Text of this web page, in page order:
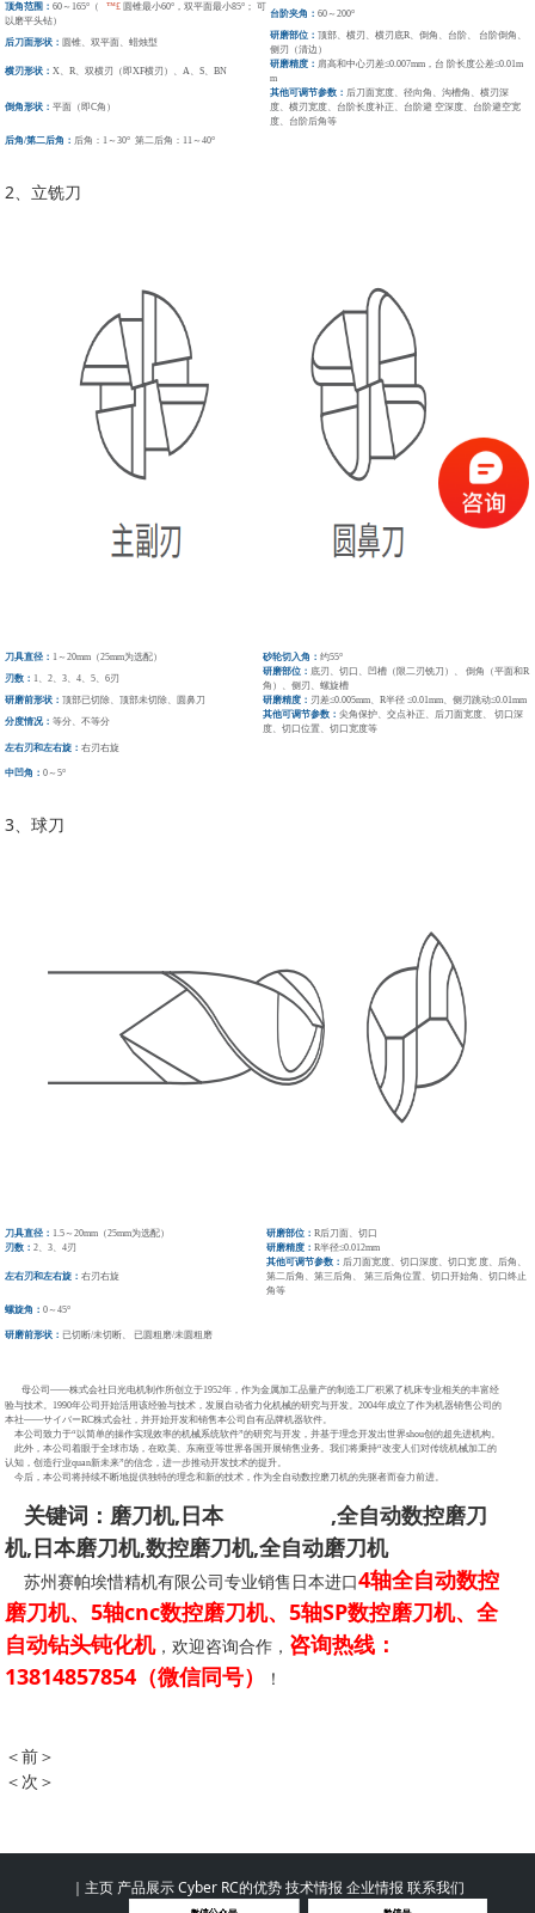
顶角范围：60～165°（ ™£ 圆锥最小60°，双平面最小85°；
可
以磨平头钻）
台阶夹角：60～200°
后刀面形状： 圆锥、双平面、蜡烛型
研磨部位：顶部、横刃、横刃底R、倒角、台阶、 台阶倒角、
侧刃（清边）
横刃形状：X、R、双横刃（即XF横刃）、A、S、BN
研磨精度： 肩高和中心刃差≤0.007mm，台 阶长度公差≤0.01m
m
倒角形状：平面（即C角）
其他可调节参数： 后刀面宽度、径向角、沟槽角、横刃深
度、横刃宽度、台阶长度补正、台阶避空深度、台阶避空宽
度、台阶后角等
后角/第二后角： 后角：1～30° 第二后角：11～40°
2、立铣刀
刀具直径： 1～20mm（25mm为选配） 砂轮切入角：约55°
刃数： 1、2、3、4、5、6刃
研磨部位： 底刃、切口、凹槽（限二刃铣刀）、倒角（平面和R
角）、侧刃、螺旋槽
研磨前形状：顶部已切除、顶部未切除、圆鼻刀 研磨精度： 刃差≤0.005mm、R半径≤0.01mm、侧刃跳动≤0.01mm
分度情况：等分、不等分
其他可调节参数：尖角保护、交点补正、后刀面宽度、切口深
度、切口位置、切口宽度等
左右刃和左右旋：右刃右旋
中凹角：0～5°
3、球刀
刀具直径： 1.5～20mm（25mm为选配） 研磨部位：R后刀面、切口
刃数：2、3、4刃 研磨精度：R半径≤0.012mm
左右刃和左右旋：右刃右旋
其他可调节参数： 后刀面宽度、切口深度、切口宽 度、后角、
第二后角、第三后角、第三后角位置、切口开始角、切 口终止
角等
螺旋角：0～45°
研磨前形状： 已切断/未切断、 已圆粗磨/未圆粗磨
母公司——株式会社日光电机制作所创立于1952年，作为金属加工品量产的制造工厂积累了机床专业相关的丰富经
验与技术。1990年公司开始活用该经验与技术，发展自动省力化机械的研究与开发。2004年成立了作为机器销售公司的
本社——サイバーRC株式会社，并开始开发和销售本公司自有品牌机器软件。
本公司致力于“以简单的操作实现效率的机械系统软件”的研究与开发，并基于理念开发出世界shou创的超先进机构。
此外，本公司着眼于全球市场，在欧美、东南亚等世界各国开展销售业务。我们将秉持“改变人们对传统机械加工的
认知，创造行业quan新未来”的信念，进一步推动开发技术的提升。
今后，本公司将持续不断地提供独特的理念和新的技术，作为全自动数控磨刀机的先驱者而奋力前进。
关键词：磨刀机,日本进口磨刀机 ,全自动数控磨刀
机,日本磨刀机,数控磨刀机,全自动磨刀机
苏州赛帕埃惜精机有限公司专业销售日本进口4轴全自动数控
磨刀机、5轴cnc数控磨刀机、5轴SP数控磨刀机、全
自动钻头钝化机，欢迎咨询合作， 咨询热线：
13814857854（微信同号）
！
＜前＞
＜次＞
｜ 主页 产品展示Cyber RC的优势技术情报 企业情报 联系我们